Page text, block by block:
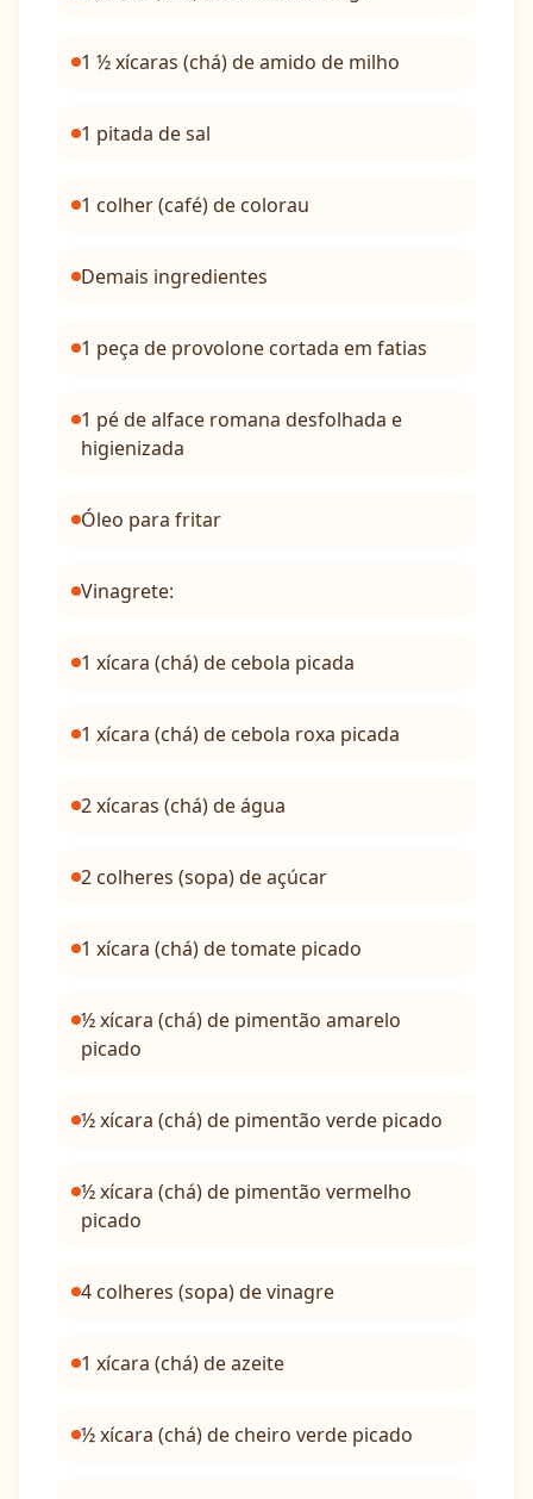
1 ½ xícaras (chá) de amido de milho
1 pitada de sal
1 colher (café) de colorau
Demais ingredientes
1 peça de provolone cortada em fatias
1 pé de alface romana desfolhada e
higienizada
Óleo para fritar
Vinagrete:
1 xícara (chá) de cebola picada
1 xícara (chá) de cebola roxa picada
2 xícaras (chá) de água
2 colheres (sopa) de açúcar
1 xícara (chá) de tomate picado
½ xícara (chá) de pimentão amarelo
picado
½ xícara (chá) de pimentão verde picado
½ xícara (chá) de pimentão vermelho
picado
4 colheres (sopa) de vinagre
1 xícara (chá) de azeite
½ xícara (chá) de cheiro verde picado